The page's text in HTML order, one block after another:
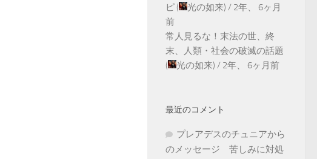
ピ ( 光の如来) / 2年、 6ヶ月
前
常人見るな！末法の世、終
末、人類・社会の破滅の話題
(
光の如来) / 2年、 6ヶ月前
最近のコメント
プレアデスのチュニアから
のメッセージ 苦しみに対処